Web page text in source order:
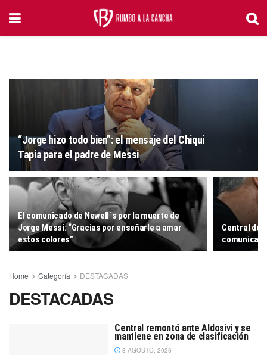
“Jorge hizo todo bien”: el mensaje del Chiqui
Tapia para el padre de Messi
El comunicado de Newell´s por la muerte de
Jorge Messi: “Gracias por enseñarle a amar
estos colores”
Central
Home Categoría DESTACADAS
DESTACADAS
Central remontó ante Aldosivi y se
mantiene en zona de clasificación
8 AGOSTO, 2026